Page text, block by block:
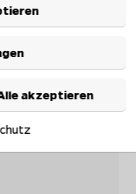
akzeptieren